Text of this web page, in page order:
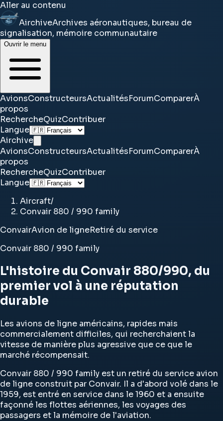
Aller au contenu
AirchiveArchives aéronautiques, bureau de
signalisation, mémoire communautaire
Ouvrir le menu
AvionsConstructeursActualitésForumComparerÀ
propos
RechercheQuizContribuer
Langue
Airchive
AvionsConstructeursActualitésForumComparerÀ
propos
RechercheQuizContribuer
Langue
Aircraft/
Convair 880 / 990 family
ConvairAvion de ligneRetiré du service
Convair 880 / 990 family
L'histoire du Convair 880/990, du
premier vol à une réputation
durable
Les avions de ligne américains, rapides mais
commercialement difficiles, qui recherchaient la
vitesse de manière plus agressive que ce que le
marché récompensait.
Convair 880 / 990 family est un retiré du service avion
de ligne construit par Convair. Il a d'abord volé dans le
1959, est entré en service dans le 1960 et a ensuite
façonné les flottes aériennes, les voyages des
passagers et la mémoire de l'aviation.